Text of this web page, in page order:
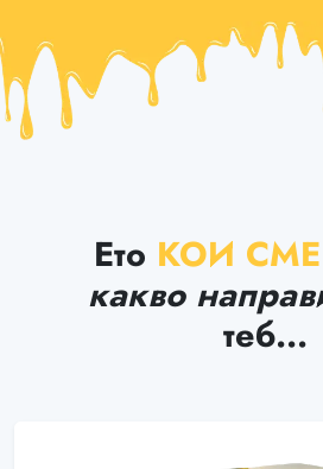
Ето КОИ
какво
теб...